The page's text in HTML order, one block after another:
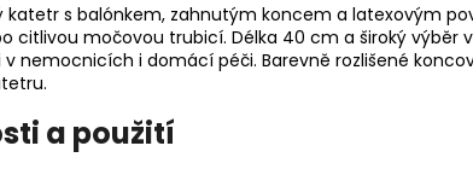
s balónkem, zahnutým koncem a latexovým
citlivou močovou trubicí. Délka 40 cm a široký výběr
nemocnicích i domácí péči. Barevně rozlišené
a použití